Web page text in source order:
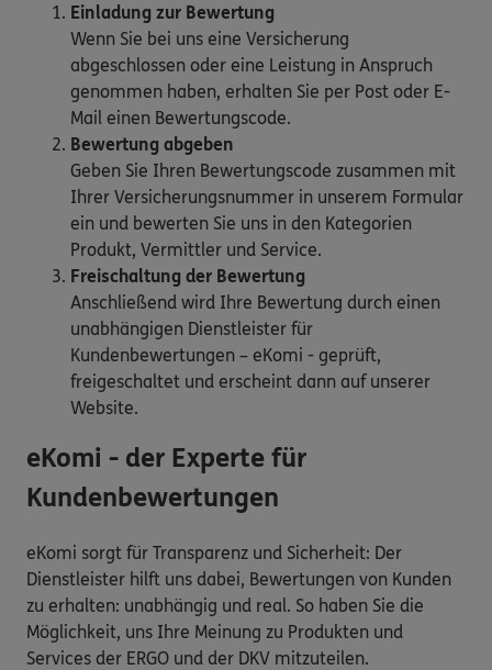
Einladung zur Bewertung
Wenn Sie bei uns eine Versicherung
abgeschlossen oder eine Leistung in Anspruch
genommen haben, erhalten Sie per Post oder E-
Mail einen Bewertungscode.
Bewertung abgeben
Geben Sie Ihren Bewertungscode zusammen mit
Ihrer Versicherungsnummer in unserem Formular
ein und bewerten Sie uns in den Kategorien
Produkt, Vermittler und Service.
Freischaltung der Bewertung
Anschließend wird Ihre Bewertung durch einen
unabhängigen Dienstleister für
Kundenbewertungen – eKomi - geprüft,
freigeschaltet und erscheint dann auf unserer
Website.
eKomi - der Experte für
Kundenbewertungen
eKomi sorgt für Transparenz und Sicherheit: Der
Dienstleister hilft uns dabei, Bewertungen von Kunden
zu erhalten: unabhängig und real. So haben Sie die
Möglichkeit, uns Ihre Meinung zu Produkten und
Services der ERGO und der DKV mitzuteilen.